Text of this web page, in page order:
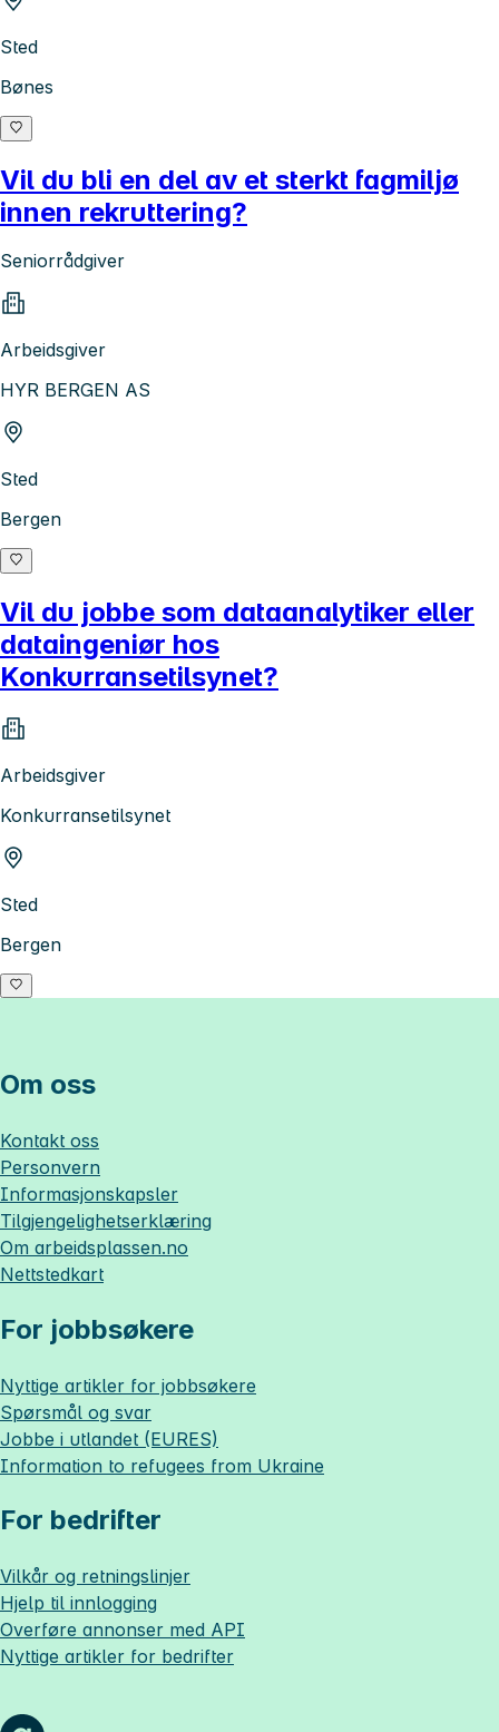
Sted
Bønes
Vil du bli en del av et sterkt fagmiljø
innen rekruttering?
Seniorrådgiver
Arbeidsgiver
HYR BERGEN AS
Sted
Bergen
Vil du jobbe som dataanalytiker eller
dataingeniør hos
Konkurransetilsynet?
Arbeidsgiver
Konkurransetilsynet
Sted
Bergen
Om oss
Kontakt oss
Personvern
Informasjonskapsler
Tilgjengelighetserklæring
Om arbeidsplassen.no
Nettstedkart
For jobbsøkere
Nyttige artikler for jobbsøkere
Spørsmål og svar
Jobbe i utlandet (EURES)
Information to refugees from Ukraine
For bedrifter
Vilkår og retningslinjer
Hjelp til innlogging
Overføre annonser med API
Nyttige artikler for bedrifter